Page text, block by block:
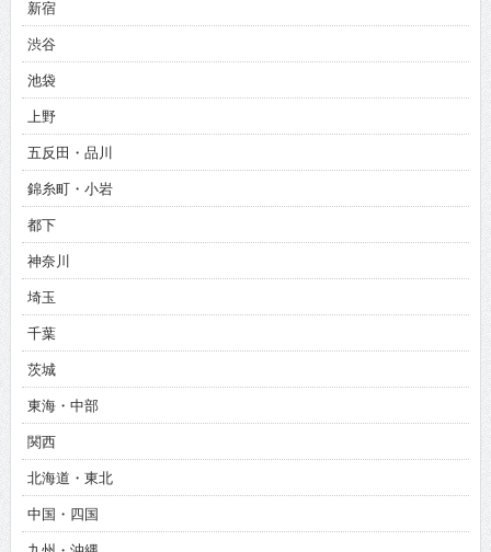
新宿
渋谷
池袋
上野
五反田・品川
錦糸町・小岩
都下
神奈川
埼玉
千葉
茨城
東海・中部
関西
北海道・東北
中国・四国